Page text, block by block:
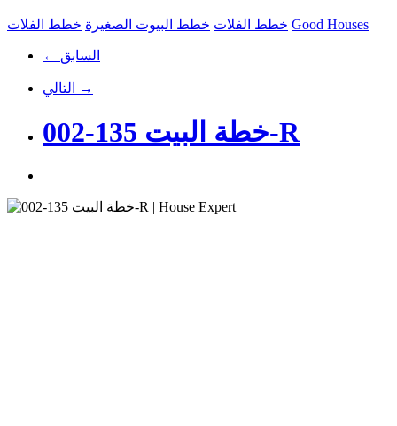
خطط الفلات خطط البيوت الصغيرة خطط الفلات Good Houses
← السابق
التالي →
خطة البيت 135-002-R